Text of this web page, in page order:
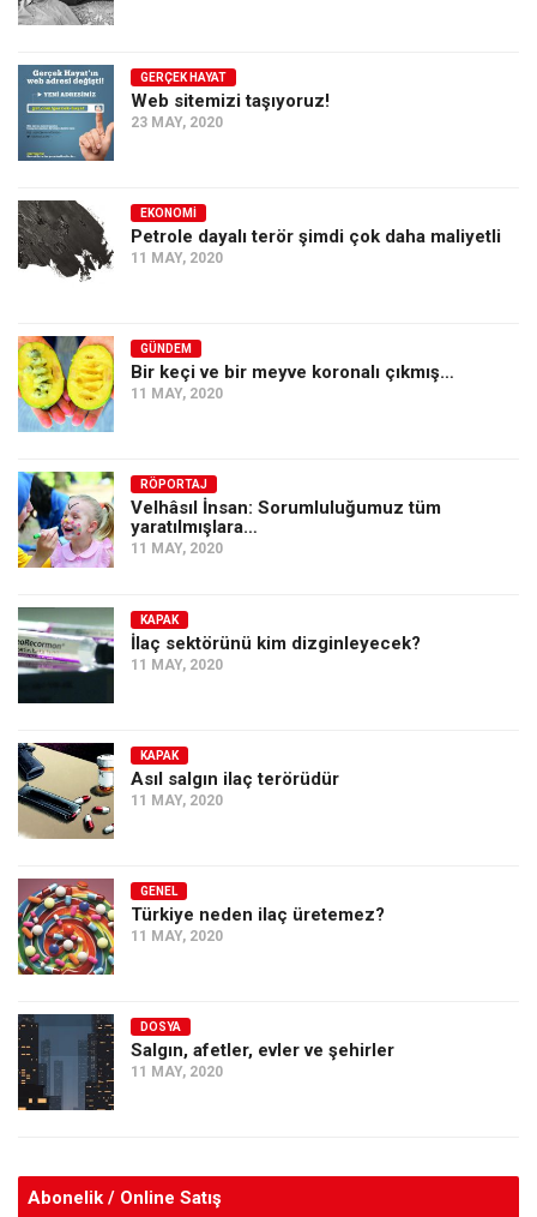
GERÇEK HAYAT
Web sitemizi taşıyoruz!
23 MAY, 2020
EKONOMI
Petrole dayalı terör şimdi çok daha maliyetli
11 MAY, 2020
GÜNDEM
Bir keçi ve bir meyve koronalı çıkmış…
11 MAY, 2020
RÖPORTAJ
Velhâsıl İnsan: Sorumluluğumuz tüm
yaratılmışlara…
11 MAY, 2020
KAPAK
İlaç sektörünü kim dizginleyecek?
11 MAY, 2020
KAPAK
Asıl salgın ilaç terörüdür
11 MAY, 2020
GENEL
Türkiye neden ilaç üretemez?
11 MAY, 2020
DOSYA
Salgın, afetler, evler ve şehirler
11 MAY, 2020
Abonelik / Online Satış